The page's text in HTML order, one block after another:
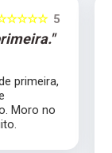
5
primeira,
Moro no